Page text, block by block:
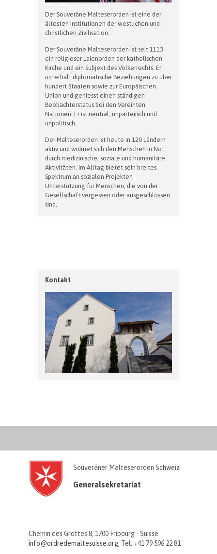
Der Souveräne Malteserorden ist eine der
ältesten Institutionen der westlichen und
christlichen Zivilisation.
Der Souveräne Malteserorden ist seit 1113
ein religiöser Laienorden der katholischen
Kirche und ein Subjekt des Völkerrechts. Er
unterhält diplomatische Beziehungen zu über
hundert Staaten sowie zur Europäischen
Union und geniesst einen ständigen
Beobachterstatus bei den Vereinten
Nationen. Er ist neutral, unparteiisch und
unpolitisch.
Der Malteserorden ist heute in 120 Ländern
aktiv und widmet sich den Menschen in Not
durch medizinische, soziale und humanitäre
Aktivitäten. Im Alltag bietet sein breites
Spektrum an sozialen Projekten
Unterstützung für Menschen, die von der
Gesellschaft vergessen oder ausgeschlossen
sind.
Kontakt
Souveräner Malteserorden Schweiz
Generalsekretariat
Chemin des Grottes 8, 1700 Fribourg - Suisse
info@ordredemaltesuisse.org, Tel. +41 79 596 22 81